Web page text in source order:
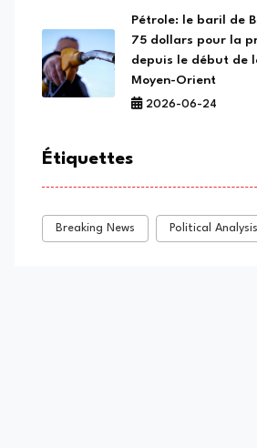
Pétrole: le baril de
75 dollars pour la
depuis le début de
Moyen-Orient
2026-06-24
Étiquettes
Breaking News Political Analysis